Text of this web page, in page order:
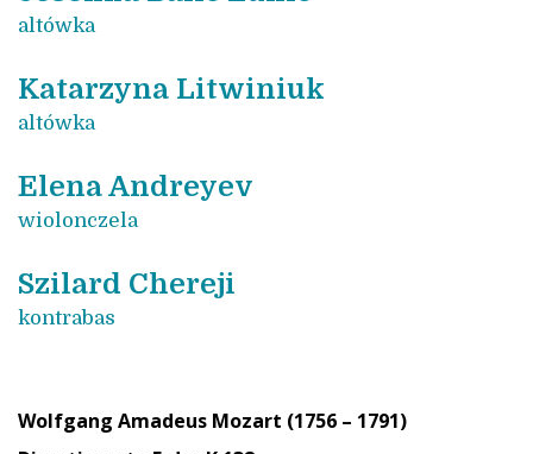
altówka
Katarzyna Litwiniuk
altówka
Elena Andreyev
wiolonczela
Szilard Chereji
kontrabas
Wolfgang Amadeus Mozart (1756 – 1791)